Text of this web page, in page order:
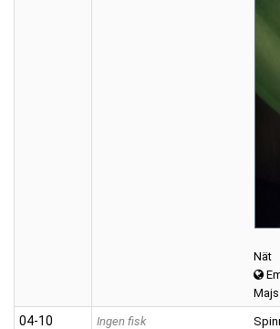
Nät
Majs
04‑10 Ingen fisk